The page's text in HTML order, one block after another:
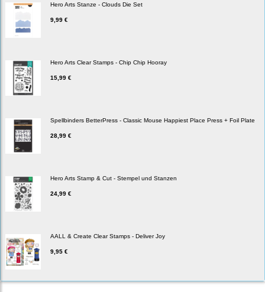
Hero Arts Stanze - Clouds Die Set
9,99 €
Hero Arts Clear Stamps - Chip Chip Hooray
15,99 €
Spellbinders BetterPress - Classic Mouse Happiest Place Press + Foil Plate
28,99 €
Hero Arts Stamp & Cut - Stempel und Stanzen
24,99 €
AALL & Create Clear Stamps - Deliver Joy
9,95 €